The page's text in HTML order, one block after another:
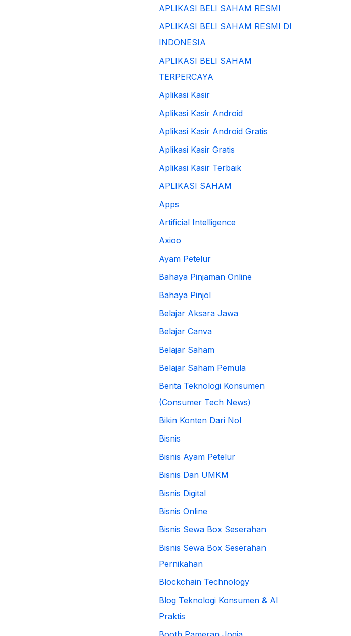
APLIKASI BELI SAHAM RESMI
APLIKASI BELI SAHAM RESMI DI
INDONESIA
APLIKASI BELI SAHAM
TERPERCAYA
Aplikasi Kasir
Aplikasi Kasir Android
Aplikasi Kasir Android Gratis
Aplikasi Kasir Gratis
Aplikasi Kasir Terbaik
APLIKASI SAHAM
Apps
Artificial Intelligence
Axioo
Ayam Petelur
Bahaya Pinjaman Online
Bahaya Pinjol
Belajar Aksara Jawa
Belajar Canva
Belajar Saham
Belajar Saham Pemula
Berita Teknologi Konsumen
(Consumer Tech News)
Bikin Konten Dari Nol
Bisnis
Bisnis Ayam Petelur
Bisnis Dan UMKM
Bisnis Digital
Bisnis Online
Bisnis Sewa Box Seserahan
Bisnis Sewa Box Seserahan
Pernikahan
Blockchain Technology
Blog Teknologi Konsumen & AI
Praktis